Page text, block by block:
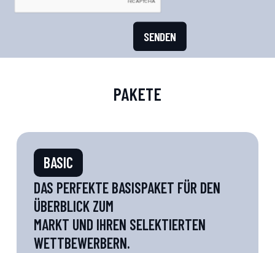
PAKETE
BASIC
DAS PERFEKTE BASISPAKET FÜR DEN
ÜBERBLICK ZUM
MARKT UND IHREN SELEKTIERTEN
WETTBEWERBERN.